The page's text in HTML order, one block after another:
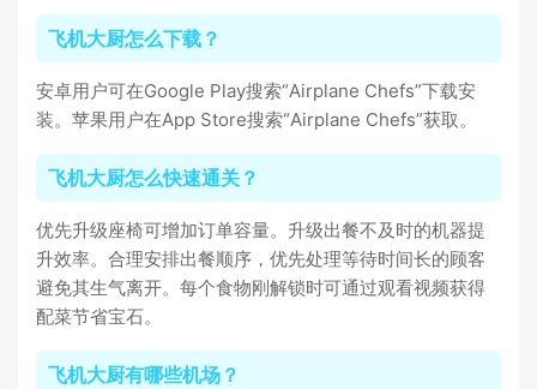
飞机大厨怎么下载？
安卓用户可在Google Play搜索“Airplane Chefs”下载安
装。苹果用户在App Store搜索“Airplane Chefs”获取。
飞机大厨怎么快速通关？
优先升级座椅可增加订单容量。升级出餐不及时的机器提
升效率。合理安排出餐顺序，优先处理等待时间长的顾客
避免其生气离开。每个食物刚解锁时可通过观看视频获得
配菜节省宝石。
飞机大厨有哪些机场？